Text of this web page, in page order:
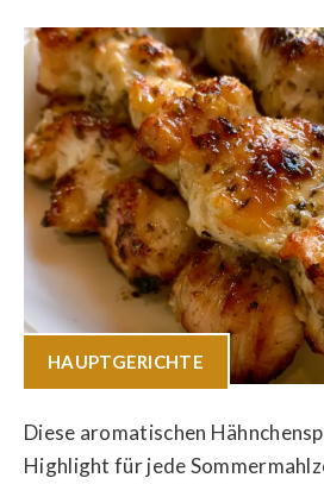
HAUPTGERICHTE
Diese aromatischen
Highlight für jede